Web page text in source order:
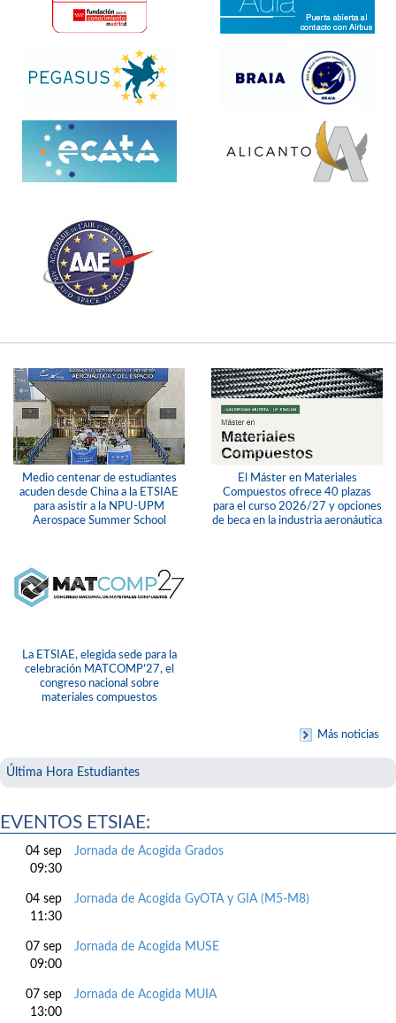
Medio centenar de estudiantes
acuden desde China a la ETSIAE
para asistir a la NPU-UPM
Aerospace Summer School
El Máster en Materiales
Compuestos ofrece 40 plazas
para el curso 2026/27 y opciones
de beca en la industria aeronáutica
La ETSIAE, elegida sede para la
celebración MATCOMP’27, el
congreso nacional sobre
materiales compuestos
Más noticias
Última Hora Estudiantes
EVENTOS ETSIAE:
04 sep
09:30
Jornada de Acogida Grados
04 sep
11:30
Jornada de Acogida GyOTA y GIA (M5-M8)
07 sep
09:00
Jornada de Acogida MUSE
07 sep
13:00
Jornada de Acogida MUIA